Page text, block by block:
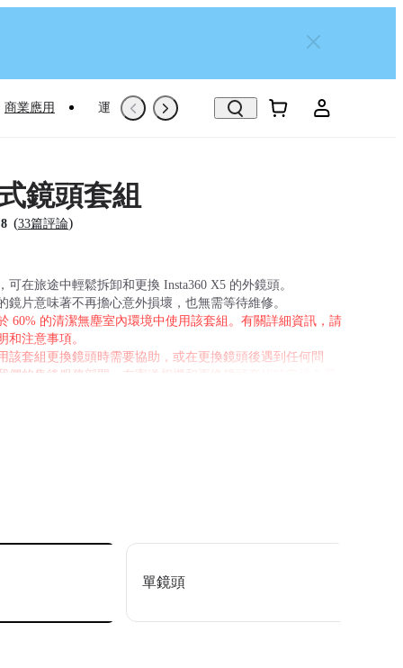
商業應用 運動專屬推薦 Trade-In 翻新機
鏡頭套組
(33篇評論)
可在旅途中輕鬆拆卸和更換 Insta360 X5 的外鏡頭。
鏡片意味著不再擔心意外損壞，也無需等待維修。
60% 的清潔無塵室內環境中使用該套組。有關詳細資訊，請
和注意事項。
該套組更換鏡頭時需要協助，或在更換鏡頭後遇到任何問
們的售後服務部門，在寄送相機和更換鏡頭套組時安排免費
單鏡頭